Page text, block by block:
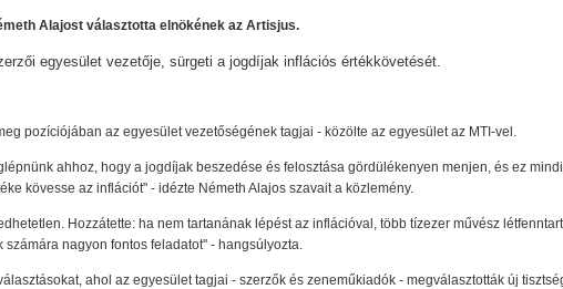
Alajost választotta elnökének az Artisjus.
egyesület vezetője, sürgeti a jogdíjak inflációs értékkövetését.
pozíciójában az egyesület vezetőségének tagjai - közölte az egyesület az MTI-vel.
ahhoz, hogy a jogdíjak beszedése és felosztása gördülékenyen menjen, és ez
kövesse az inflációt" - idézte Németh Alajos szavait a közlemény.
Hozzátette: ha nem tartanának lépést az inflációval, több tízezer művész
nagyon fontos feladatot" - hangsúlyozta.
ahol az egyesület tagjai - szerzők és zeneműkiadók - megválasztották új